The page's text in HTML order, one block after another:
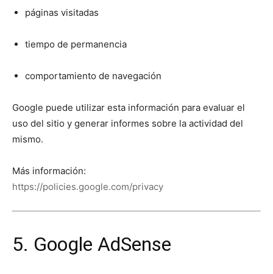
páginas visitadas
tiempo de permanencia
comportamiento de navegación
Google puede utilizar esta información para evaluar el
uso del sitio y generar informes sobre la actividad del
mismo.
Más información:
https://policies.google.com/privacy
5. Google AdSense